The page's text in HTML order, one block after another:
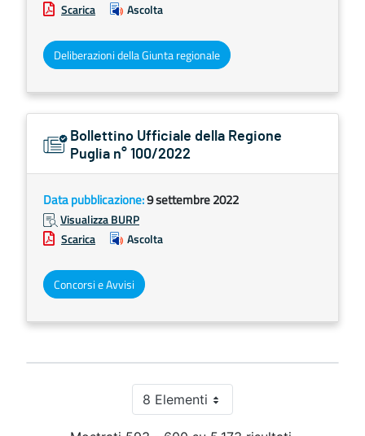
Scarica
Ascolta
Deliberazioni della Giunta regionale
Bollettino Ufficiale della Regione
Puglia n° 100/2022
Data pubblicazione:9 settembre 2022
Visualizza BURP
Scarica
Ascolta
Concorsi e Avvisi
8 ElementiPer pagina